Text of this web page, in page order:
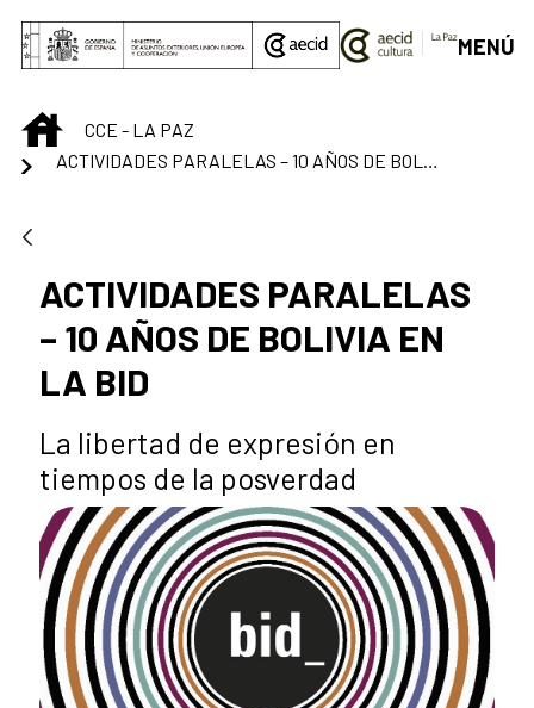
Saltar al contenido principal
MENÚ
INICIOCCE - LA PAZ
ACTIVIDADES PARALELAS – 10 AÑOS DE BOLIVIA EN LA BID
ACTIVIDADES PARALELAS
– 10 AÑOS DE BOLIVIA EN
LA BID
La libertad de expresión en
tiempos de la posverdad